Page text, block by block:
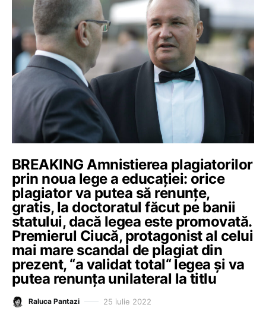
BREAKING Amnistierea plagiatorilor
prin noua lege a educației: orice
plagiator va putea să renunțe,
gratis, la doctoratul făcut pe banii
statului, dacă legea este promovată.
Premierul Ciucă, protagonist al celui
mai mare scandal de plagiat din
prezent, “a validat total“ legea și va
putea renunța unilateral la titlu
Raluca Pantazi 25 iulie 2022